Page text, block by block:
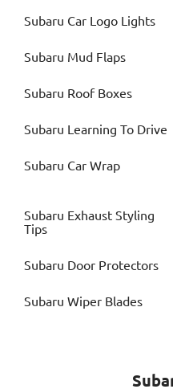
Subaru Car Logo Lights
Subaru Mud Flaps
Subaru Roof Boxes
Subaru Learning To Drive
Subaru Car Wrap
Subaru Exhaust Styling
Tips
Subaru Door Protectors
Subaru Wiper Blades